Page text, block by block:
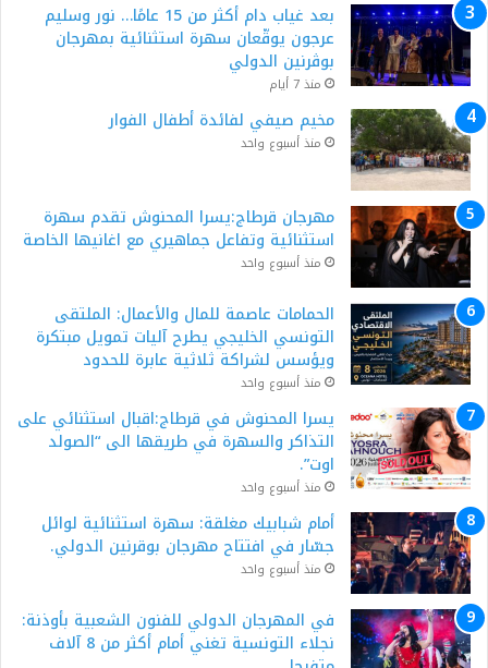
بعد غياب دام أكثر من 15 عامًا… نور وسليم
عرجون يوقّعان سهرة استثنائية بمهرجان
بوڨرنين الدولي
منذ 7 أيام
مخيم صيفي لفائدة أطفال الفوار
منذ أسبوع واحد
مهرجان قرطاج:يسرا المحنوش تقدم سهرة
استثنائية وتفاعل جماهيري مع اغانيها الخاصة
منذ أسبوع واحد
الحمامات عاصمة للمال والأعمال: الملتقى
التونسي الخليجي يطرح آليات تمويل مبتكرة
ويؤسس لشراكة ثلاثية عابرة للحدود
منذ أسبوع واحد
يسرا المحنوش في قرطاج:اقبال استثنائي على
التذاكر والسهرة في طريقها الى “الصولد
اوت”.
منذ أسبوع واحد
أمام شبابيك مغلقة: سهرة استثنائية لوائل
جسّار في افتتاح مهرجان بوقرنين الدولي.
منذ أسبوع واحد
في المهرجان الدولي للفنون الشعبية بأوذنة:
نجلاء التونسية تغني أمام أكثر من 8 آلاف